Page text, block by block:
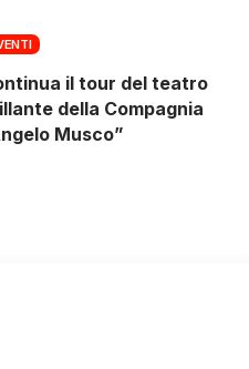
il tour del teatro
della Compagnia
Musco”